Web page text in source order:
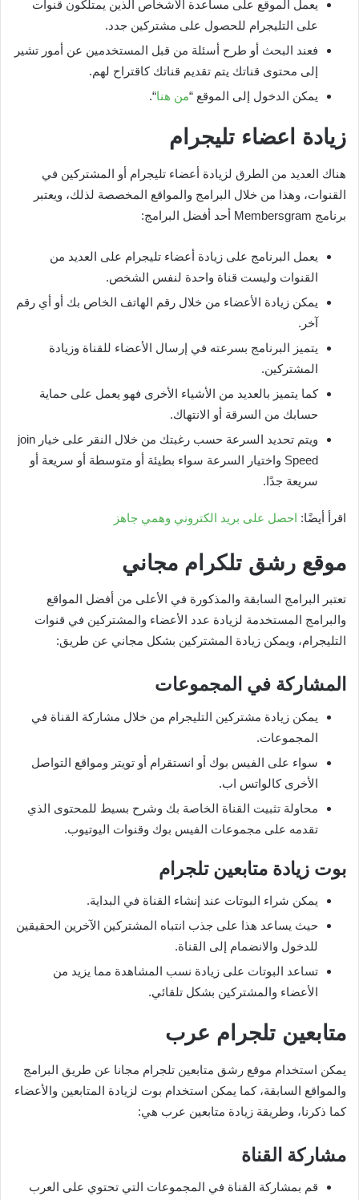
يعمل الموقع على مساعدة الأشخاص الذين يمتلكون قنوات
على التليجرام للحصول على مشتركين جدد.
فعند البحث أو طرح أسئلة من قبل المستخدمين عن أمور تشير
إلى محتوى قناتك يتم تقديم قناتك كاقتراح لهم.
يمكن الدخول إلى الموقع “من هنا“.
زيادة اعضاء تليجرام
هناك العديد من الطرق لزيادة أعضاء تليجرام أو المشتركين في
القنوات، وهذا من خلال البرامج والمواقع المخصصة لذلك، ويعتبر
برنامج Membersgram أحد أفضل البرامج:
يعمل البرنامج على زيادة أعضاء تليجرام على العديد من
القنوات وليست قناة واحدة لنفس الشخص.
يمكن زيادة الأعضاء من خلال رقم الهاتف الخاص بك أو أي رقم
آخر.
يتميز البرنامج بسرعته في إرسال الأعضاء للقناة وزيادة
المشتركين.
كما يتميز بالعديد من الأشياء الأخرى فهو يعمل على حماية
حسابك من السرقة أو الانتهاك.
ويتم تحديد السرعة حسب رغبتك من خلال النقر على خيار join
Speed واختيار السرعة سواء بطيئة أو متوسطة أو سريعة أو
سريعة جدًا.
اقرأ أيضًا: احصل على بريد الكتروني وهمي جاهز
موقع رشق تلكرام مجاني
تعتبر البرامج السابقة والمذكورة في الأعلى من أفضل المواقع
والبرامج المستخدمة لزيادة عدد الأعضاء والمشتركين في قنوات
التليجرام، ويمكن زيادة المشتركين بشكل مجاني عن طريق:
المشاركة في المجموعات
يمكن زيادة مشتركين التليجرام من خلال مشاركة القناة في
المجموعات.
سواء على الفيس بوك أو انستقرام أو تويتر ومواقع التواصل
الأخرى كالواتس اب.
محاولة تثبيت القناة الخاصة بك وشرح بسيط للمحتوى الذي
تقدمه على مجموعات الفيس بوك وقنوات اليوتيوب.
بوت زيادة متابعين تلجرام
يمكن شراء البوتات عند إنشاء القناة في البداية.
حيث يساعد هذا على جذب انتباه المشتركين الآخرين الحقيقين
للدخول والانضمام إلى القناة.
تساعد البوتات على زيادة نسب المشاهدة مما يزيد من
الأعضاء والمشتركين بشكل تلقائي.
متابعين تلجرام عرب
يمكن استخدام موقع رشق متابعين تلجرام مجانا عن طريق البرامج
والمواقع السابقة، كما يمكن استخدام بوت لزيادة المتابعين والأعضاء
كما ذكرنا، وطريقة زيادة متابعين عرب هي:
مشاركة القناة
قم بمشاركة القناة في المجموعات التي تحتوي على العرب